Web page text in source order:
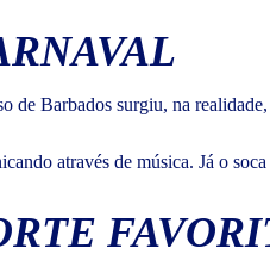
Barbados surgiu, na
através de música. Já o